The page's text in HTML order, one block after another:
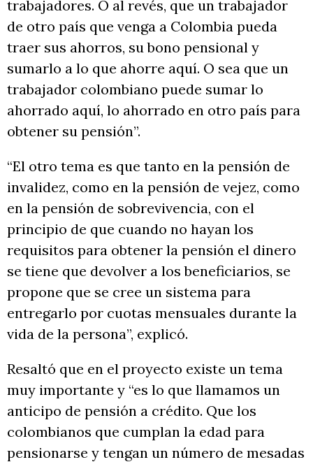
trabajadores. O al revés, que un trabajador
de otro país que venga a Colombia pueda
traer sus ahorros, su bono pensional y
sumarlo a lo que ahorre aquí. O sea que un
trabajador colombiano puede sumar lo
ahorrado aquí, lo ahorrado en otro país para
obtener su pensión”.
“El otro tema es que tanto en la pensión de
invalidez, como en la pensión de vejez, como
en la pensión de sobrevivencia, con el
principio de que cuando no hayan los
requisitos para obtener la pensión el dinero
se tiene que devolver a los beneficiarios, se
propone que se cree un sistema para
entregarlo por cuotas mensuales durante la
vida de la persona”, explicó.
Resaltó que en el proyecto existe un tema
muy importante y “es lo que llamamos un
anticipo de pensión a crédito. Que los
colombianos que cumplan la edad para
pensionarse y tengan un número de mesadas